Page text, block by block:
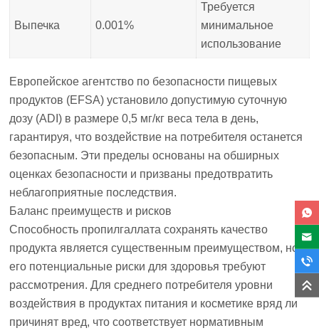
Выпечка 0.001%
Требуется
минимальное
использование
Европейское агентство по безопасности пищевых
продуктов (EFSA) установило допустимую суточную
дозу (ADI) в размере 0,5 мг/кг веса тела в день,
гарантируя, что воздействие на потребителя останется
безопасным. Эти пределы основаны на обширных
оценках безопасности и призваны предотвратить
неблагоприятные последствия.
Баланс преимуществ и рисков
Способность пропилгаллата сохранять качество
продукта является существенным преимуществом, но
его потенциальные риски для здоровья требуют
рассмотрения. Для среднего потребителя уровни
воздействия в продуктах питания и косметике вряд ли
причинят вред, что соответствует нормативным